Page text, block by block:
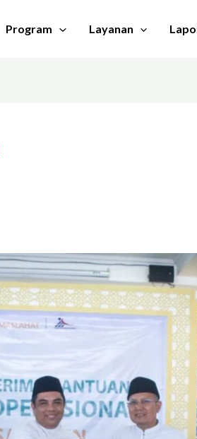
Program Layanan